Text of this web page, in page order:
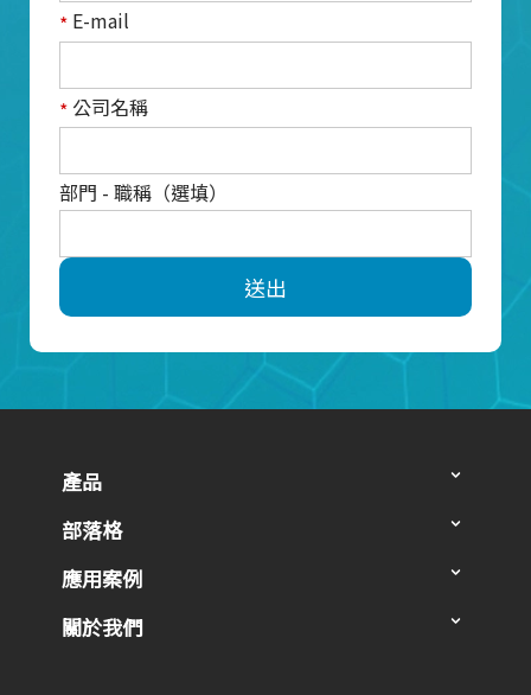
* E-mail
* 公司名稱
部門 - 職稱（選填）
送出
產品
部落格
應用案例
關於我們